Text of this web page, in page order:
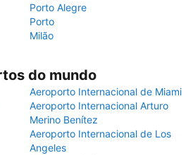
Porto Alegre
Porto
Milão
do mundo
Aeroporto Internacional de Miami
Aeroporto Internacional Arturo
Merino Benítez
Aeroporto Internacional de Los
Angeles